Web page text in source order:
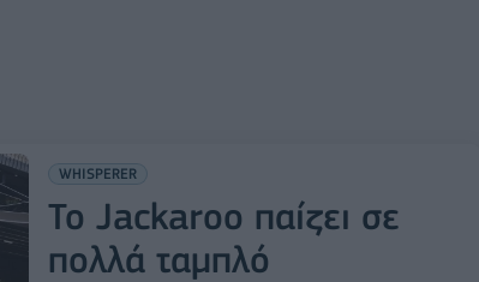
WHISPERER
Το Jackaroo παίζει σε
πολλά ταμπλό